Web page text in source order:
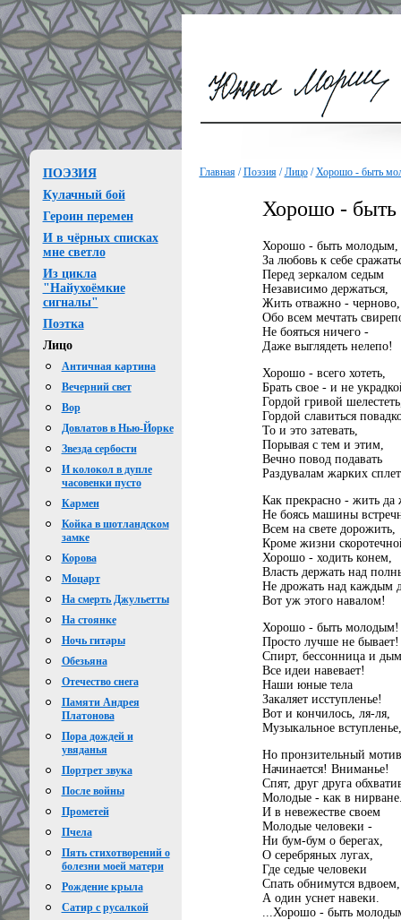
ПОЭЗИЯ
Кулачный бой
Героин перемен
И в чёрных списках
мне светло
Из цикла
"Найухоёмкие
сигналы"
Поэтка
Лицо
Античная картина
Вечерний свет
Вор
Довлатов в Нью-Йорке
Звезда сербости
И колокол в дупле
часовенки пусто
Кармен
Койка в шотландском
замке
Корова
Моцарт
На смерть Джульетты
На стоянке
Ночь гитары
Обезьяна
Отечество снега
Памяти Андрея
Платонова
Пора дождей и
увяданья
Портрет звука
После войны
Прометей
Пчела
Пять стихотворений о
болезни моей матери
Рождение крыла
Сатир с русалкой
Главная/Поэзия/Лицо/Хорошо - быть
Хорошо -
Хорошо - быть молодым,
За любовь к себе
Перед зеркалом седым
Независимо держаться,
Жить отважно - черново,
Обо всем мечтать
Не бояться ничего -
Даже выглядеть нелепо!
Хорошо - всего хотеть,
Брать свое - и не
Гордой гривой
Гордой славиться
То и это затевать,
Порывая с тем и этим,
Вечно повод подавать
Раздувалам жарких
Как прекрасно - жить да
Не боясь машины
Всем на свете дорожить,
Кроме жизни
Хорошо - ходить конем,
Власть держать над
Не дрожать над каждым
Вот уж этого навалом!
Хорошо - быть молодым!
Просто лучше не бывает!
Спирт, бессонница и
Все идеи навевает!
Наши юные тела
Закаляет исступленье!
Вот и кончилось, ля-ля,
Музыкальное
Но пронзительный мотив
Начинается! Вниманье!
Спят, друг друга
Молодые - как в
И в невежестве своем
Молодые человеки -
Ни бум-бум о берегах,
О серебряных лугах,
Где седые человеки
Спать обнимутся вдвоем,
А один уснет навеки.
...Хорошо - быть